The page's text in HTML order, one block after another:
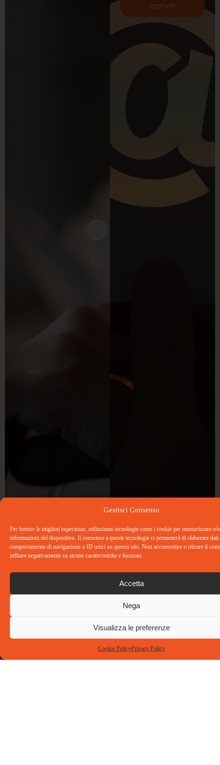
Gestisci Consenso
Per fornire le migliori esperienze, utilizziamo tecnologie come i cookie per memorizzare e/o
informazioni del dispositivo. Il consenso a queste tecnologie ci permetterà di elaborare
comportamento di navigazione o ID unici su questo sito. Non acconsentire o ritirare il
influire negativamente su alcune caratteristiche e funzioni.
Accetta
Nega
Visualizza le preferenze
Cookie PolicyPrivacy Policy
Iscriviti
Dove siamo
Consulting
Contatti
Tel: 02
86894402
Social